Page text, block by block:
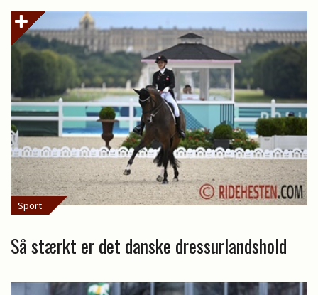
Sport
Så stærkt er det danske dressurlandshold